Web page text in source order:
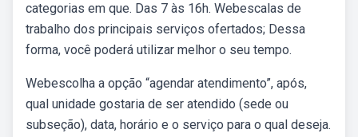
categorias em que. Das 7 às 16h. Webescalas de
trabalho dos principais serviços ofertados; Dessa
forma, você poderá utilizar melhor o seu tempo.
Webescolha a opção “agendar atendimento”, após,
qual unidade gostaria de ser atendido (sede ou
subseção), data, horário e o serviço para o qual deseja.